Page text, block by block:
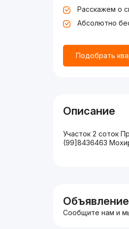
Расскажем о
Абсолютно
Подобрать
Описание
Участок 2 соток
(99]8436463
Сообщите нам и